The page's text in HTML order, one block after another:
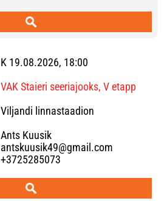
K 19.08.2026, 18:00
VAK Staieri seeriajooks, V etapp
Viljandi linnastaadion
Ants Kuusik
antskuusik49@gmail.com
+3725285073